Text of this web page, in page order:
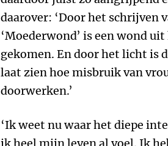
daarover: ‘Door het schrijven
‘Moederwond’ is een wond
gekomen. En door het licht is
laat zien hoe misbruik van
doorwerken.’
‘Ik weet nu waar het diepe